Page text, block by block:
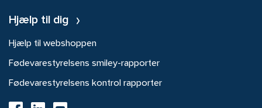
Hjælp til dig
Hjælp til webshoppen
Fødevarestyrelsens smiley-rapporter
Fødevarestyrelsens kontrol rapporter